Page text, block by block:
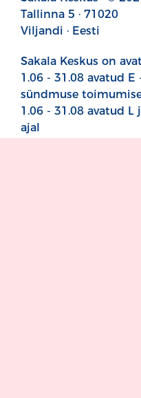
Tallinna 5 · 71020
Viljandi · Eesti
Sakala Keskus on
1.06 - 31.08 avatud
sündmuse
1.06 - 31.08 avatud
ajal